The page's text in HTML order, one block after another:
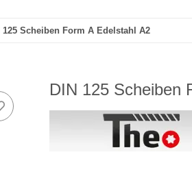
125 Scheiben Form A Edelstahl A2
DIN 125 Scheiben